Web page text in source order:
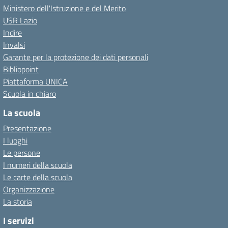
Ministero dell'Istruzione e del Merito
USR Lazio
Indire
Invalsi
Garante per la protezione dei dati personali
Bibliopoint
Piattaforma UNICA
Scuola in chiaro
La scuola
Presentazione
I luoghi
Le persone
I numeri della scuola
Le carte della scuola
Organizzazione
La storia
I servizi